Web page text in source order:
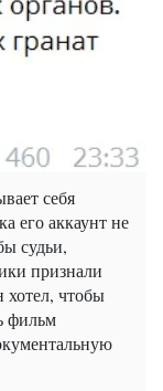
себя
его аккаунт не
судьи,
признали
хотел, чтобы
фильм